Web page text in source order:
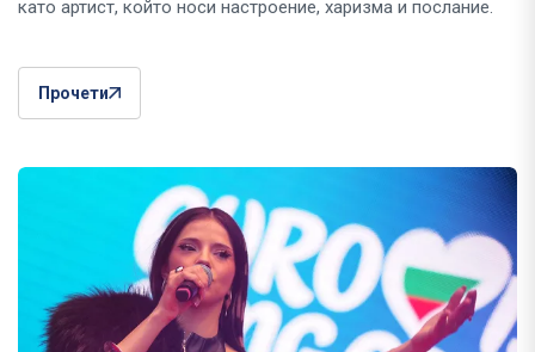
като артист, който носи настроение, харизма и послание.
Прочети